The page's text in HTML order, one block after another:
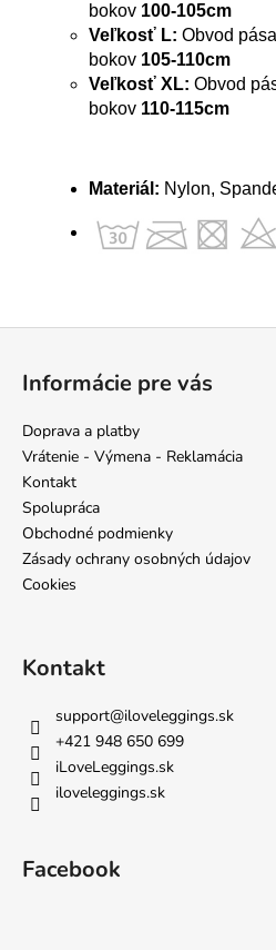
bokov 100-105cm
Veľkosť L: Obvod pása
bokov 105-110cm
Veľkosť XL: Obvod
bokov 110-115cm
Materiál: Nylon,
Informácie pre vás
Doprava a platby
Vrátenie - Výmena - Reklamácia
Kontakt
Spolupráca
Obchodné podmienky
Zásady ochrany osobných údajov
Cookies
Kontakt
support@iloveleggings.sk
+421 948 650 699
iLoveLeggings.sk
iloveleggings.sk
Facebook